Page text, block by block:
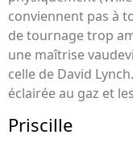
conviennent pas à
de tournage trop
une maîtrise
celle de David Lynch.
éclairée au gaz et
Priscille